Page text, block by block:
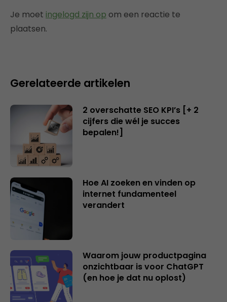
Je moet ingelogd zijn op om een reactie te
plaatsen.
Gerelateerde artikelen
2 overschatte SEO KPI’s [+ 2
cijfers die wél je succes
bepalen!]
Hoe AI zoeken en vinden op
internet fundamenteel
verandert
Waarom jouw productpagina
onzichtbaar is voor ChatGPT
(en hoe je dat nu oplost)